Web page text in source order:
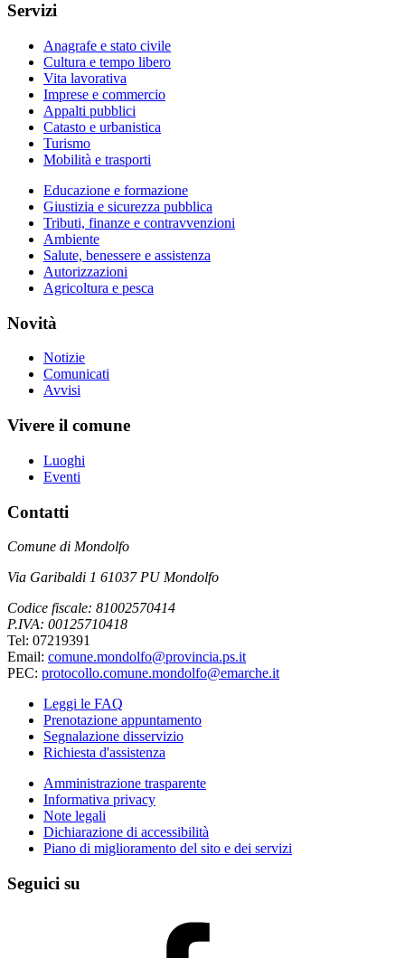
Servizi
Anagrafe e stato civile
Cultura e tempo libero
Vita lavorativa
Imprese e commercio
Appalti pubblici
Catasto e urbanistica
Turismo
Mobilità e trasporti
Educazione e formazione
Giustizia e sicurezza pubblica
Tributi, finanze e contravvenzioni
Ambiente
Salute, benessere e assistenza
Autorizzazioni
Agricoltura e pesca
Novità
Notizie
Comunicati
Avvisi
Vivere il comune
Luoghi
Eventi
Contatti
Comune di Mondolfo
Via Garibaldi 1 61037 PU Mondolfo
Codice fiscale: 81002570414
P.IVA: 00125710418
Tel: 07219391
Email: comune.mondolfo@provincia.ps.it
PEC: protocollo.comune.mondolfo@emarche.it
Leggi le FAQ
Prenotazione appuntamento
Segnalazione disservizio
Richiesta d'assistenza
Amministrazione trasparente
Informativa privacy
Note legali
Dichiarazione di accessibilità
Piano di miglioramento del sito e dei servizi
Seguici su